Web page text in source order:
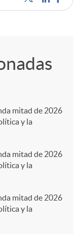
mitad de 2026
y la
mitad de 2026
y la
mitad de 2026
y la